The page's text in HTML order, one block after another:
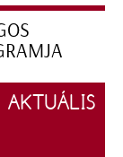
AKTUÁLIS